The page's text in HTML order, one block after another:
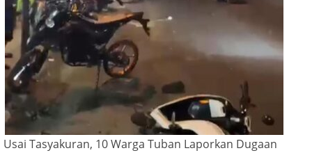
Usai Tasyakuran, 10 Warga Tuban Laporkan Dugaan